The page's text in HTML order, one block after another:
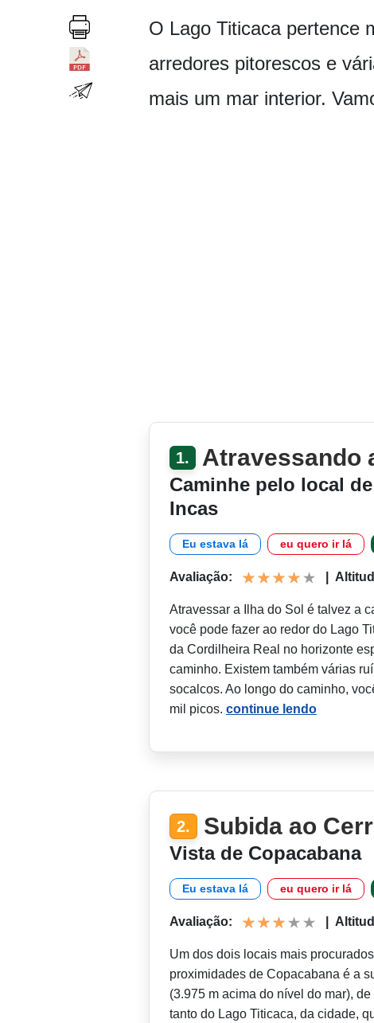
O Lago Titicaca pertence
arredores pitorescos e
mais um mar interior.
1. Atravessando
Caminhe pelo local
Incas
Eu estava lá eu quero ir lá
Avaliação:
Atravessar a Ilha do Sol é talvez a
você pode fazer ao redor do Lago
da Cordilheira Real no horizonte
caminho. Existem também várias
socalcos. Ao longo do caminho,
mil picos. continue lendo
2. Subida ao
Vista de Copacabana
Eu estava lá eu quero ir lá
Avaliação:
Um dos dois locais mais
proximidades de Copacabana é a
(3.975 m acima do nível do mar),
tanto do Lago Titicaca, da cidade,